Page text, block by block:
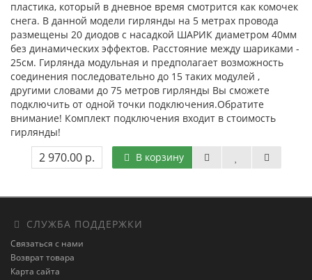
пластика, который в дневное время смотрится как комочек
снега. В данной модели гирлянды на 5 метрах провода
размещены 20 диодов с насадкой ШАРИК диаметром 40мм
без динамических эффектов. Расстояние между шариками -
25см. Гирлянда модульная и предполагает возможность
соединения последовательно до 15 таких модулей ,
другими словами до 75 метров гирлянды Вы сможете
подключить от одной точки подключения.Обратите
внимание! Комплект подключения входит в стоимость
гирлянды!
2 970.00 р. В корзину
СЛУЖБА ПОДДЕРЖКИ
Связаться с нами
Возврат товара
Карта сайта